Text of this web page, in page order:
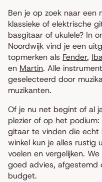
Ben je op zoek naar een
klassieke of elektrische
basgitaar of ukulele? In
Noordwijk vind je een
topmerken als Fender,
en Martin. Alle
geselecteerd door
muzikanten.
Of je nu net begint of al
plezier of op het
gitaar te vinden die echt
winkel kun je alles rustig
voelen en vergelijken.
goed advies, afgestemd
budget.